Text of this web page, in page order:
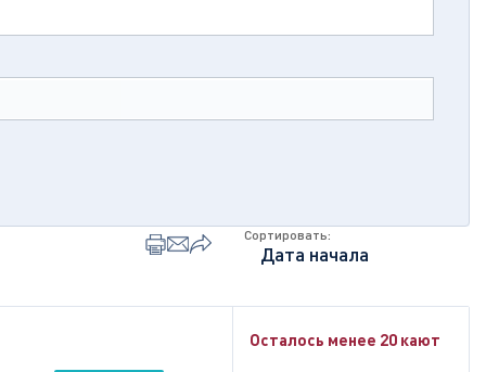
Сортировать:
Осталось менее 20 кают